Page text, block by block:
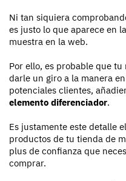
Ni tan siquiera
es justo lo que aparece en la
muestra en la web.
Por ello, es probable que
darle un giro a la manera
potenciales clientes,
elemento diferenciador.
Es justamente este detalle
productos de tu tienda de
plus de confianza que
comprar.